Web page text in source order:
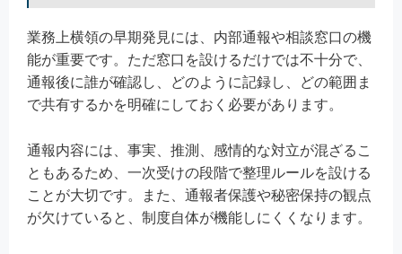
業務上横領の早期発見には、内部通報や相談窓口の機
能が重要です。ただ窓口を設けるだけでは不十分で、
通報後に誰が確認し、どのように記録し、どの範囲ま
で共有するかを明確にしておく必要があります。
通報内容には、事実、推測、感情的な対立が混ざるこ
ともあるため、一次受けの段階で整理ルールを設ける
ことが大切です。また、通報者保護や秘密保持の観点
が欠けていると、制度自体が機能しにくくなります。